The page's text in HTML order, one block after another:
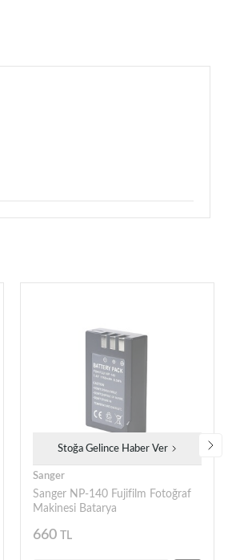
Stoğa Gelince Haber Ver
Sanger
Sanger NP-140 Fujifilm Fotoğraf
Makinesi Batarya
660 TL